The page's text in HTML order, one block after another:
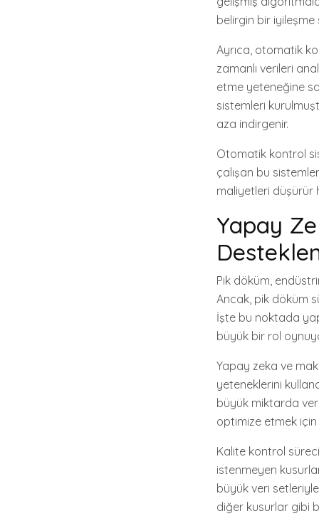
belirgin bir iyileşme
Ayrıca, otomatik
zamanlı verileri
etme yeteneğine
sistemleri
aza indirgenir.
Otomatik kontrol
çalışan bu
maliyetleri düşürür
Yapay
Pik döküm,
Ancak, pik döküm
İşte bu noktada
büyük bir rol
Yapay zeka ve
yeteneklerini
büyük miktarda
optimize etmek
Kalite kontrol
istenmeyen
büyük veri
diğer kusurlar gibi